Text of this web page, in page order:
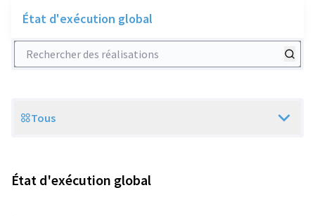
État d'exécution global
Rechercher des réalisations
Scope
Tous
État d'exécution global